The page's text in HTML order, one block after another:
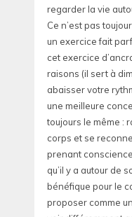
regarder la vie
Ce n’est pas
un exercice fait
cet exercice
raisons (il sert à
abaisser votre
une meilleure
toujours le même :
corps et se
prenant
qu’il y a autour de
bénéfique pour le
proposer comme